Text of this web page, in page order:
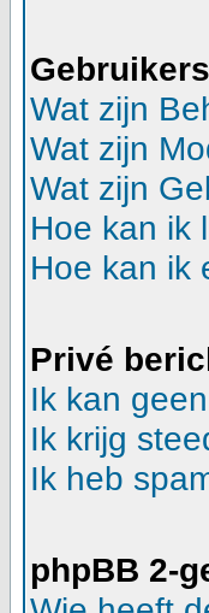
Wat zijn
Wat zijn
Wat zijn
Hoe kan ik
Hoe kan ik
Privé
Ik kan
Ik krijg
Ik heb
phpBB 2-